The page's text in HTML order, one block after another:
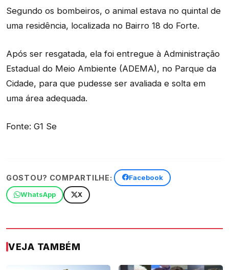
Segundo os bombeiros, o animal estava no quintal de
uma residência, localizada no Bairro 18 do Forte.
Após ser resgatada, ela foi entregue à Administração
Estadual do Meio Ambiente (ADEMA), no Parque da
Cidade, para que pudesse ser avaliada e solta em
uma área adequada.
Fonte: G1 Se
GOSTOU? COMPARTILHE: Facebook
WhatsApp X
VEJA TAMBÉM